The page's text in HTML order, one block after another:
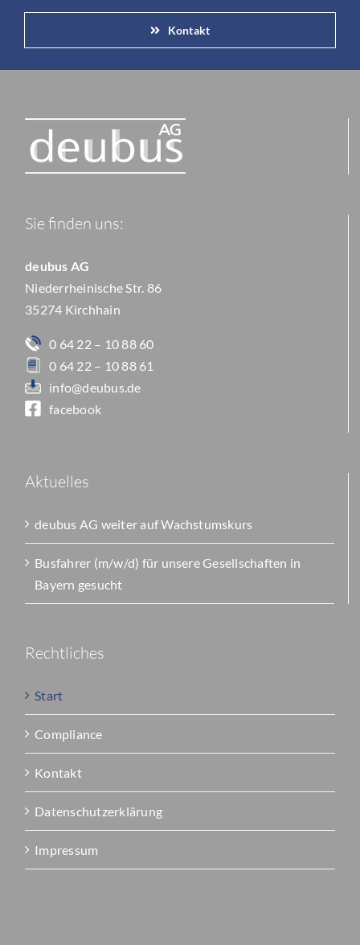
Kontakt
Sie finden uns:
deubus AG
Niederrheinische Str. 86
35274 Kirchhain
0 64 22 – 10 88 60
0 64 22 – 10 88 61
info@deubus.de
facebook
Aktuelles
deubus AG weiter auf Wachstumskurs
Busfahrer (m/w/d) für unsere Gesellschaften in
Bayern gesucht
Rechtliches
Start
Compliance
Kontakt
Datenschutzerklärung
Impressum